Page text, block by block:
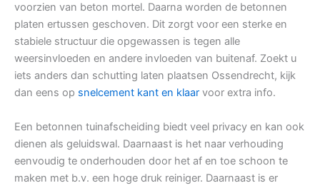
voorzien van beton mortel. Daarna worden de betonnen
platen ertussen geschoven. Dit zorgt voor een sterke en
stabiele structuur die opgewassen is tegen alle
weersinvloeden en andere invloeden van buitenaf. Zoekt u
iets anders dan schutting laten plaatsen Ossendrecht, kijk
dan eens op snelcement kant en klaar voor extra info.
Een betonnen tuinafscheiding biedt veel privacy en kan ook
dienen als geluidswal. Daarnaast is het naar verhouding
eenvoudig te onderhouden door het af en toe schoon te
maken met b.v. een hoge druk reiniger. Daarnaast is er